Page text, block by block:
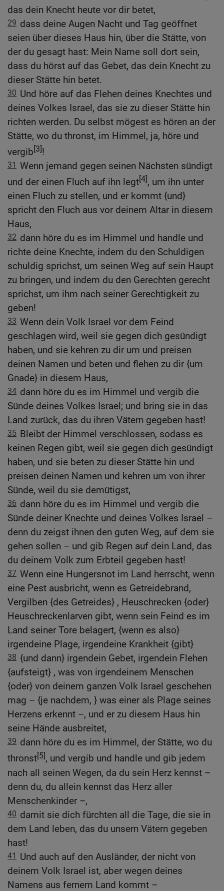
das dein Knecht heute vor dir betet,
29 dass deine Augen Nacht und Tag geöffnet
seien über dieses Haus hin, über die Stätte, von
der du gesagt hast: Mein Name soll dort sein,
dass du hörst auf das Gebet, das dein Knecht zu
dieser Stätte hin betet.
30 Und höre auf das Flehen deines Knechtes und
deines Volkes Israel, das sie zu dieser Stätte hin
richten werden. Du selbst mögest es hören an der
Stätte, wo du thronst, im Himmel, ja, höre und
vergib[3]!
31 Wenn jemand gegen seinen Nächsten sündigt
und der einen Fluch auf ihn legt[4], um ihn unter
einen Fluch zu stellen, und er kommt {und}
spricht den Fluch aus vor deinem Altar in diesem
Haus,
32 dann höre du es im Himmel und handle und
richte deine Knechte, indem du den Schuldigen
schuldig sprichst, um seinen Weg auf sein Haupt
zu bringen, und indem du den Gerechten gerecht
sprichst, um ihm nach seiner Gerechtigkeit zu
geben!
33 Wenn dein Volk Israel vor dem Feind
geschlagen wird, weil sie gegen dich gesündigt
haben, und sie kehren zu dir um und preisen
deinen Namen und beten und flehen zu dir {um
Gnade} in diesem Haus,
34 dann höre du es im Himmel und vergib die
Sünde deines Volkes Israel; und bring sie in das
Land zurück, das du ihren Vätern gegeben hast!
35 Bleibt der Himmel verschlossen, sodass es
keinen Regen gibt, weil sie gegen dich gesündigt
haben, und sie beten zu dieser Stätte hin und
preisen deinen Namen und kehren um von ihrer
Sünde, weil du sie demütigst,
36 dann höre du es im Himmel und vergib die
Sünde deiner Knechte und deines Volkes Israel –
denn du zeigst ihnen den guten Weg, auf dem sie
gehen sollen – und gib Regen auf dein Land, das
du deinem Volk zum Erbteil gegeben hast!
37 Wenn eine Hungersnot im Land herrscht, wenn
eine Pest ausbricht, wenn es Getreidebrand,
Vergilben {des Getreides} , Heuschrecken {oder}
Heuschreckenlarven gibt, wenn sein Feind es im
Land seiner Tore belagert, {wenn es also}
irgendeine Plage, irgendeine Krankheit {gibt}
38 {und dann} irgendein Gebet, irgendein Flehen
{aufsteigt} , was von irgendeinem Menschen
{oder} von deinem ganzen Volk Israel geschehen
mag – {je nachdem, } was einer als Plage seines
Herzens erkennt –, und er zu diesem Haus hin
seine Hände ausbreitet,
39 dann höre du es im Himmel, der Stätte, wo du
thronst[5], und vergib und handle und gib jedem
nach all seinen Wegen, da du sein Herz kennst –
denn du, du allein kennst das Herz aller
Menschenkinder –,
40 damit sie dich fürchten all die Tage, die sie in
dem Land leben, das du unsern Vätern gegeben
hast!
41 Und auch auf den Ausländer, der nicht von
deinem Volk Israel ist, aber wegen deines
Namens aus fernem Land kommt –